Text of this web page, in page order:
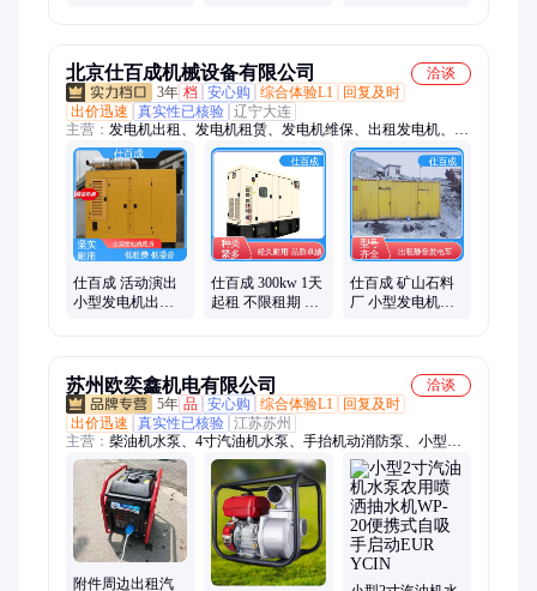
北京仕百成机械设备有限公司
洽谈
3年 档 安心购 综合体验L1
回复及时
出价迅速
真实性已核验 辽宁大连
主营： 发电机出租、发电机租赁、发电机维保、出租发电机、租
赁发电机组、应急电源出租、出租发电车、柴油发电机、大型发
电机组租赁、小型发电机出租、发电机维修、发电机保养、发电
车租赁
仕百成 活动演出
小型发电机出租
仕百成 300kw 1天
起租 不限租期 矿
仕百成 矿山石料
厂 小型发电机出
苏州欧奕鑫机电有限公司
洽谈
5年 品 安心购 综合体验L1
回复及时
出价迅速
真实性已核验 江苏苏州
主营： 柴油机水泵、4寸汽油机水泵、手抬机动消防泵、小型汽
油发电机、小型柴油发电机、发电机移动灯塔、移动升降照明工
附件周边出租汽